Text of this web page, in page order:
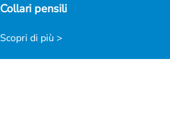
Collari pensili
Scopri di più >